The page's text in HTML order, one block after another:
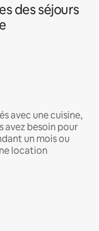
des séjours
avec une cuisine,
avez besoin pour
un mois ou
location